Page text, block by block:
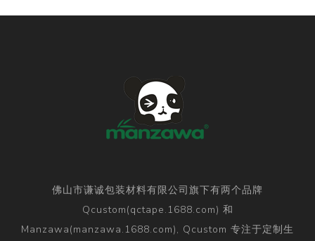
佛山市谦诚包装材料有限公司旗下有两个品牌
Qcustom(qctape.1688.com) 和
Manzawa(manzawa.1688.com), Qcustom 专注于定制生